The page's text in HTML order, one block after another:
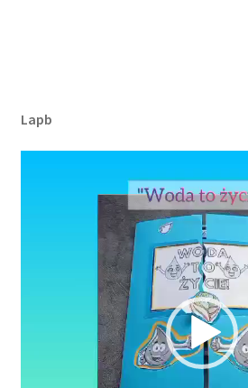
Lapb